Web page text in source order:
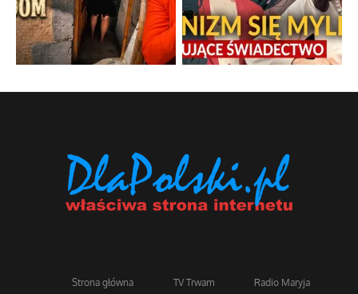
Strona główna TV Trwam
Radio Maryja